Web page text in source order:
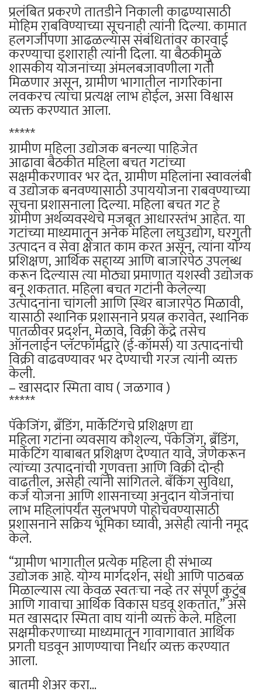
प्रलंबित प्रकरणे तातडीने निकाली काढण्यासाठी
मोहिम राबविण्याच्या सूचनाही त्यांनी दिल्या. कामात
हलगर्जीपणा आढळल्यास संबंधितांवर कारवाई
करण्याचा इशाराही त्यांनी दिला. या बैठकीमुळे
शासकीय योजनांच्या अंमलबजावणीला गती
मिळणार असून, ग्रामीण भागातील नागरिकांना
लवकरच त्याचा प्रत्यक्ष लाभ होईल, असा विश्वास
व्यक्त करण्यात आला.
*****
ग्रामीण महिला उद्योजक बनल्या पाहिजेत
आढावा बैठकीत महिला बचत गटांच्या
सक्षमीकरणावर भर देत, ग्रामीण महिलांना स्वावलंबी
व उद्योजक बनवण्यासाठी उपाययोजना राबवण्याच्या
सूचना प्रशासनाला दिल्या. महिला बचत गट हे
ग्रामीण अर्थव्यवस्थेचे मजबूत आधारस्तंभ आहेत. या
गटांच्या माध्यमातून अनेक महिला लघुउद्योग, घरगुती
उत्पादन व सेवा क्षेत्रात काम करत असून, त्यांना योग्य
प्रशिक्षण, आर्थिक सहाय्य आणि बाजारपेठ उपलब्ध
करून दिल्यास त्या मोठ्या प्रमाणात यशस्वी उद्योजक
बनू शकतात. महिला बचत गटांनी केलेल्या
उत्पादनांना चांगली आणि स्थिर बाजारपेठ मिळावी,
यासाठी स्थानिक प्रशासनाने प्रयत्न करावेत, स्थानिक
पातळीवर प्रदर्शन, मेळावे, विक्री केंद्रे तसेच
ऑनलाईन प्लॅटफॉर्मद्वारे (ई-कॉमर्स) या उत्पादनांची
विक्री वाढवण्यावर भर देण्याची गरज त्यांनी व्यक्त
केली.
– खासदार स्मिता वाघ ( जळगाव )
*****
पॅकेजिंग, ब्रँडिंग, मार्केटिंगचे प्रशिक्षण द्या
महिला गटांना व्यवसाय कौशल्य, पॅकेजिंग, ब्रँडिंग,
मार्केटिंग याबाबत प्रशिक्षण देण्यात यावे, जेणेकरून
त्यांच्या उत्पादनांची गुणवत्ता आणि विक्री दोन्ही
वाढतील, असेही त्यांनी सांगितले. बँकिंग सुविधा,
कर्ज योजना आणि शासनाच्या अनुदान योजनांचा
लाभ महिलांपर्यंत सुलभपणे पोहोचवण्यासाठी
प्रशासनाने सक्रिय भूमिका घ्यावी, असेही त्यांनी नमूद
केले.
“ग्रामीण भागातील प्रत्येक महिला ही संभाव्य
उद्योजक आहे. योग्य मार्गदर्शन, संधी आणि पाठबळ
मिळाल्यास त्या केवळ स्वतःचा नव्हे तर संपूर्ण कुटुंब
आणि गावाचा आर्थिक विकास घडवू शकतात,” असे
मत खासदार स्मिता वाघ यांनी व्यक्त केले. महिला
सक्षमीकरणाच्या माध्यमातून गावागावात आर्थिक
प्रगती घडवून आणण्याचा निर्धार व्यक्त करण्यात
आला.
बातमी शेअर करा...